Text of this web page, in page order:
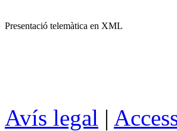
Presentació telemàtica en XML
Avís legal |